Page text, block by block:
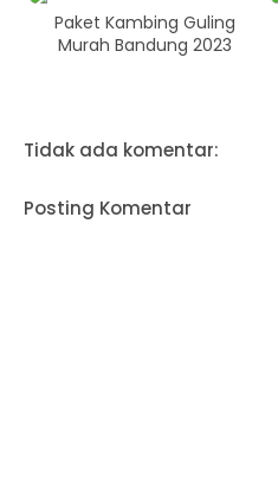
Paket Kambing Guling
Murah Bandung 2023
Tidak ada komentar:
Posting Komentar